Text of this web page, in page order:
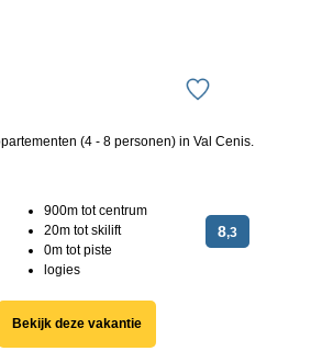
(4 - 8 personen) in Val Cenis.
900m tot centrum
20m tot skilift
0m tot piste
logies
8,3
Bekijk deze vakantie